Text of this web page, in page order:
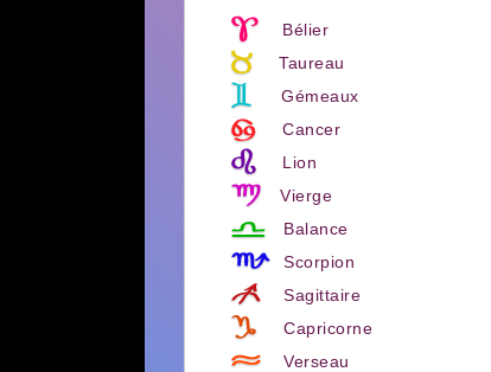
Bélier
Taureau
Gémeaux
Cancer
Lion
Vierge
Balance
Scorpion
Sagittaire
Capricorne
Verseau